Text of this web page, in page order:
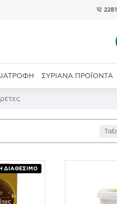
ΣΥΡΙΑΝΆ ΠΡΟΪΌΝΤΑ
ΔΙΑΘΈΣΙΜΟ